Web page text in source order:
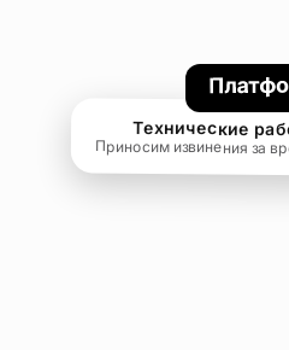
Технические
Приносим извинения за